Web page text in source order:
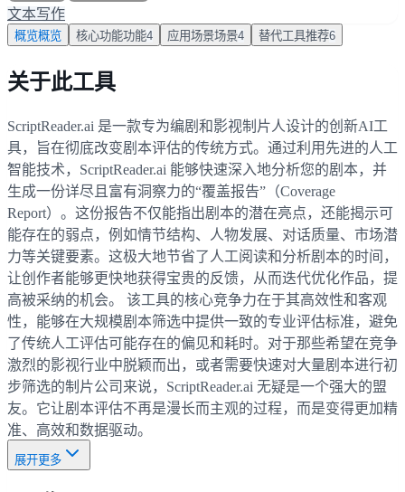
文本写作
概览概览 核心功能功能4 应用场景场景4 替代工具推荐6
关于此工具
ScriptReader.ai 是一款专为编剧和影视制片人设计的创新AI工
具，旨在彻底改变剧本评估的传统方式。通过利用先进的人工
智能技术，ScriptReader.ai 能够快速深入地分析您的剧本，并
生成一份详尽且富有洞察力的“覆盖报告”（Coverage
Report）。这份报告不仅能指出剧本的潜在亮点，还能揭示可
能存在的弱点，例如情节结构、人物发展、对话质量、市场潜
力等关键要素。这极大地节省了人工阅读和分析剧本的时间，
让创作者能够更快地获得宝贵的反馈，从而迭代优化作品，提
高被采纳的机会。 该工具的核心竞争力在于其高效性和客观
性，能够在大规模剧本筛选中提供一致的专业评估标准，避免
了传统人工评估可能存在的偏见和耗时。对于那些希望在竞争
激烈的影视行业中脱颖而出，或者需要快速对大量剧本进行初
步筛选的制片公司来说，ScriptReader.ai 无疑是一个强大的盟
友。它让剧本评估不再是漫长而主观的过程，而是变得更加精
准、高效和数据驱动。
展开更多